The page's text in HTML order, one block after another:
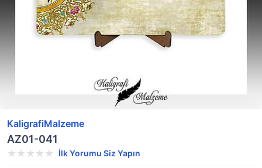
KaligrafiMalzeme
AZ01-041
İlk Yorumu Siz Yapın